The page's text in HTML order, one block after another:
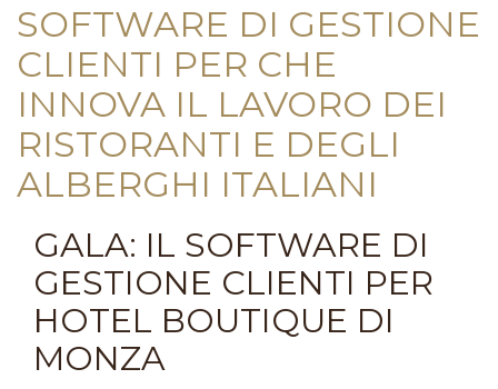
SOFTWARE DI GESTIONE
CLIENTI PER CHE
INNOVA IL LAVORO DEI
RISTORANTI E DEGLI
ALBERGHI ITALIANI
GALA: IL SOFTWARE DI
GESTIONE CLIENTI PER
HOTEL BOUTIQUE DI
MONZA